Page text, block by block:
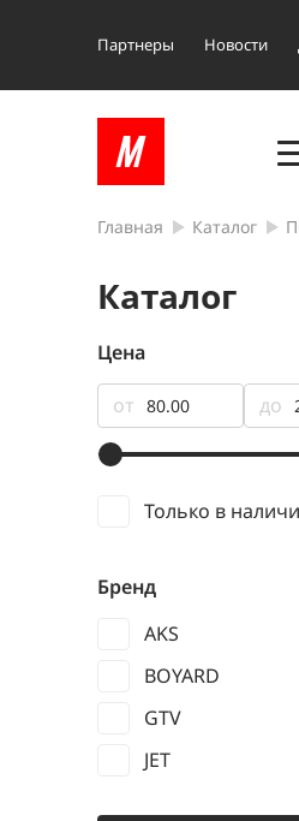
Партнеры Новости
Главная Каталог
Каталог
Цена
от
до
Только в
Бренд
AKS
BOYARD
GTV
JET